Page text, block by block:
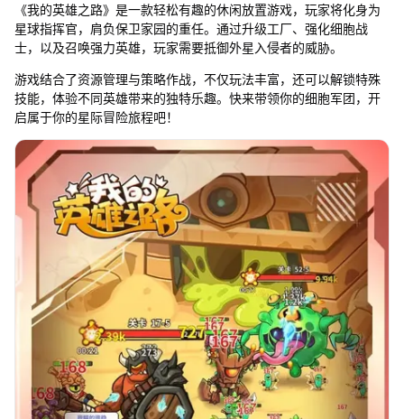
《我的英雄之路》是一款轻松有趣的休闲放置游戏，玩家将化身为
星球指挥官，肩负保卫家园的重任。通过升级工厂、强化细胞战
士，以及召唤强力英雄，玩家需要抵御外星入侵者的威胁。
游戏结合了资源管理与策略作战，不仅玩法丰富，还可以解锁特殊
技能，体验不同英雄带来的独特乐趣。快来带领你的细胞军团，开
启属于你的星际冒险旅程吧！